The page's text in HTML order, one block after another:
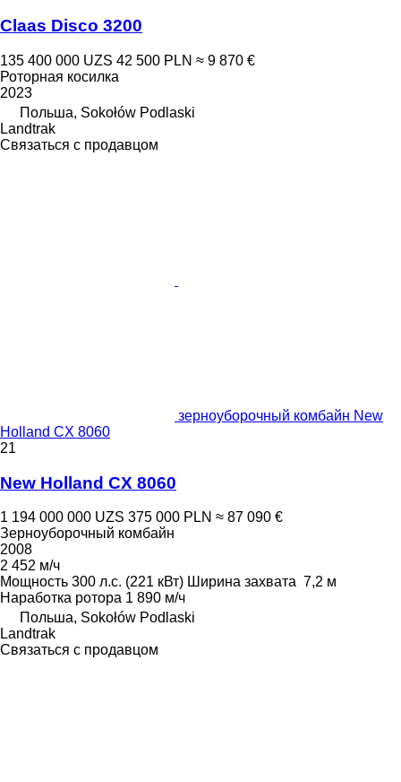
Claas Disco 3200
135 400 000 UZS 42 500 PLN ≈ 9 870 €
Роторная косилка
2023
Польша, Sokołów Podlaski
Landtrak
Связаться с продавцом
зерноуборочный комбайн New
Holland CX 8060
21
New Holland CX 8060
1 194 000 000 UZS 375 000 PLN ≈ 87 090 €
Зерноуборочный комбайн
2008
2 452 м/ч
Мощность 300 л.с. (221 кВт) Ширина захвата 7,2 м
Наработка ротора 1 890 м/ч
Польша, Sokołów Podlaski
Landtrak
Связаться с продавцом